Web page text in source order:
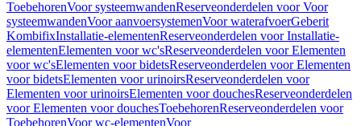
ToebehorenVoor systeemwandenReserveonderdelen voor Voor
systeemwandenVoor aanvoersystemenVoor waterafvoerGeberit
KombifixInstallatie-elementenReserveonderdelen voor Installatie-
elementenElementen voor wc'sReserveonderdelen voor Elementen
voor wc'sElementen voor bidetsReserveonderdelen voor Elementen
voor bidetsElementen voor urinoirsReserveonderdelen voor
Elementen voor urinoirsElementen voor douchesReserveonderdelen
voor Elementen voor douchesToebehorenReserveonderdelen voor
ToebehorenVoor wc-elementenVoor